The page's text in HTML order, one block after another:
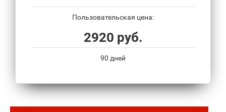
Пользовательская цена:
2920 руб.
90 дней